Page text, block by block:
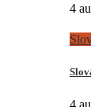
4